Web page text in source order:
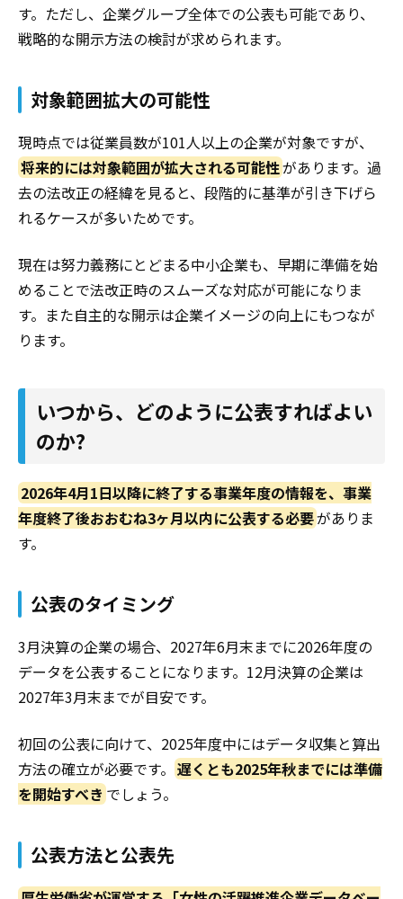
す。ただし、企業グループ全体での公表も可能であり、
戦略的な開示方法の検討が求められます。
対象範囲拡大の可能性
現時点では従業員数が101人以上の企業が対象ですが、
将来的には対象範囲が拡大される可能性があります。過
去の法改正の経緯を見ると、段階的に基準が引き下げら
れるケースが多いためです。
現在は努力義務にとどまる中小企業も、早期に準備を始
めることで法改正時のスムーズな対応が可能になりま
す。また自主的な開示は企業イメージの向上にもつなが
ります。
いつから、どのように公表すればよい
のか?
2026年4月1日以降に終了する事業年度の情報を、事業
年度終了後おおむね3ヶ月以内に公表する必要がありま
す。
公表のタイミング
3月決算の企業の場合、2027年6月末までに2026年度の
データを公表することになります。12月決算の企業は
2027年3月末までが目安です。
初回の公表に向けて、2025年度中にはデータ収集と算出
方法の確立が必要です。 遅くとも2025年秋までには準備
を開始すべき でしょう。
公表方法と公表先